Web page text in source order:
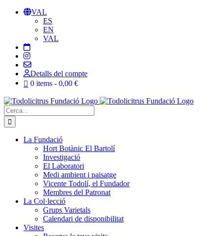
Skip
VAL
ES
EN
VAL
Detalls del compte
0 items
0,00 €
Cerca:
La Fundació
Hort Botànic El Bartolí
Investigació
El Laboratori
Medi ambient i paisatge
Vicente Todolí, el Fundador
Membres del Patronat
La Col·lecció
Grups Varietals
Calendari de disponibilitat
Visites